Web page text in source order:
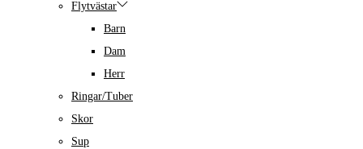
Flytvästar
Barn
Dam
Herr
Ringar/Tuber
Skor
Sup